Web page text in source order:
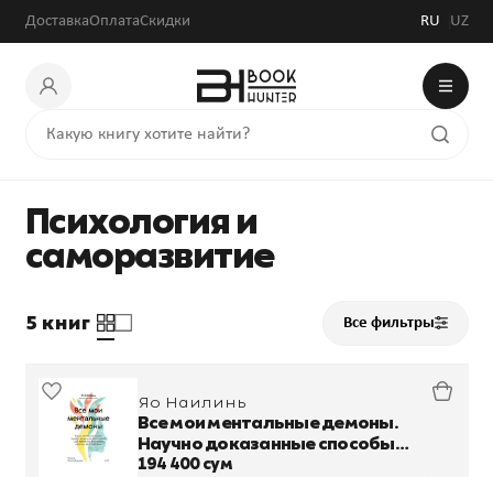
ДоставкаОплатаСкидки RU UZ
Психология и
саморазвитие
5 книг Все фильтры
Яо Наилинь
Все мои ментальные демоны.
Научно доказанные способы
борьбы с депрессией, бессонницей,
194 400 сум